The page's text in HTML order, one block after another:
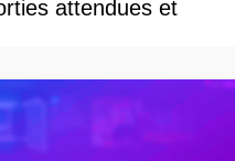
attendues et